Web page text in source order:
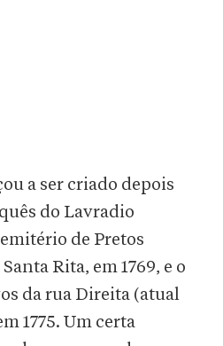
a ser criado depois
do Lavradio
de Pretos
Rita, em 1769, e o
da rua Direita (atual
1775. Um certa